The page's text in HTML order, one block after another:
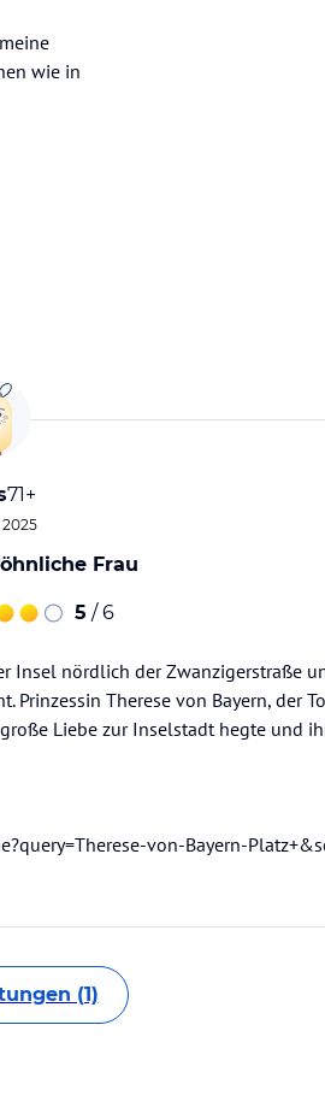
wie in
71+
Frau
5 / 6
Insel nördlich der Zwanzigerstraße
Therese von Bayern, der
Liebe zur Inselstadt hegte und
von-Bayern-
(1)